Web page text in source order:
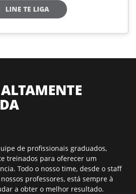
LINE TE LIGA
ALTAMENTE
de profissionais graduados,
treinados para oferecer um
Todo o nosso time, desde o staff
professores, está sempre à
a obter o melhor resultado.